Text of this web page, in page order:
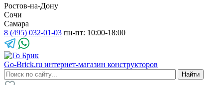
Ростов-на-Дону
Сочи
Самара
8 (495) 032-01-03 пн-пт: 10:00-18:00
Go-Brick.ru интернет-магазин конструкторов